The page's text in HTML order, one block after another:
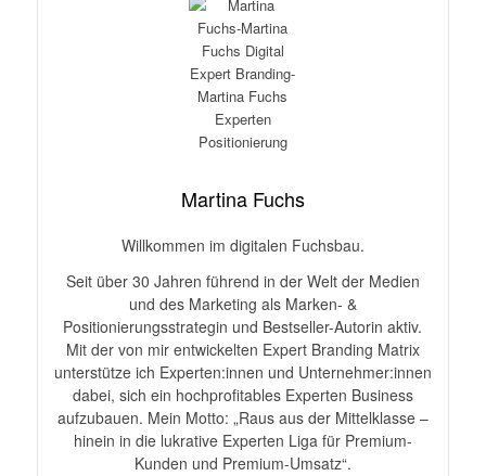
Martina Fuchs
Willkommen im digitalen Fuchsbau.
Seit über 30 Jahren führend in der Welt der Medien
und des Marketing als Marken- &
Positionierungsstrategin und Bestseller-Autorin aktiv.
Mit der von mir entwickelten Expert Branding Matrix
unterstütze ich Experten:innen und Unternehmer:innen
dabei, sich ein hochprofitables Experten Business
aufzubauen. Mein Motto: „Raus aus der Mittelklasse –
hinein in die lukrative Experten Liga für Premium-
Kunden und Premium-Umsatz“.